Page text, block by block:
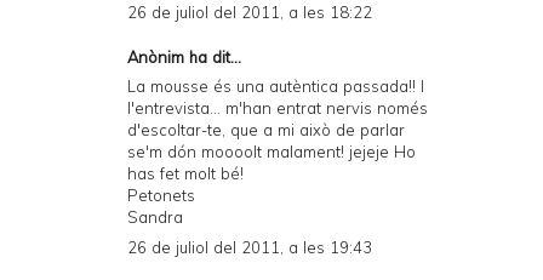
26 de juliol del 2011, a les 18:22
Anònim ha dit...
La mousse és una autèntica passada!! I
l'entrevista... m'han entrat nervis només
d'escoltar-te, que a mi això de parlar
se'm dón moooolt malament! jejeje Ho
has fet molt bé!
Petonets
Sandra
26 de juliol del 2011, a les 19:43